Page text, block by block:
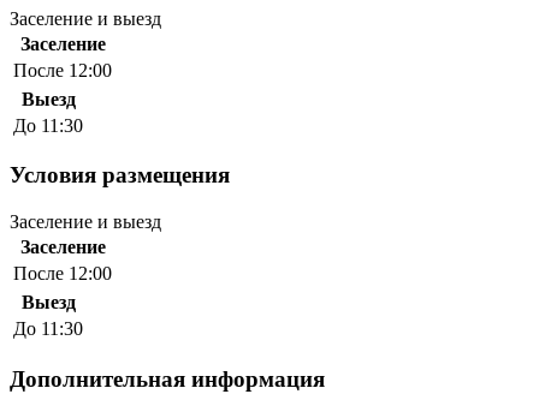
Заселение и выезд
Заселение
После 12:00
Выезд
До 11:30
Условия размещения
Заселение и выезд
Заселение
После 12:00
Выезд
До 11:30
Дополнительная информация